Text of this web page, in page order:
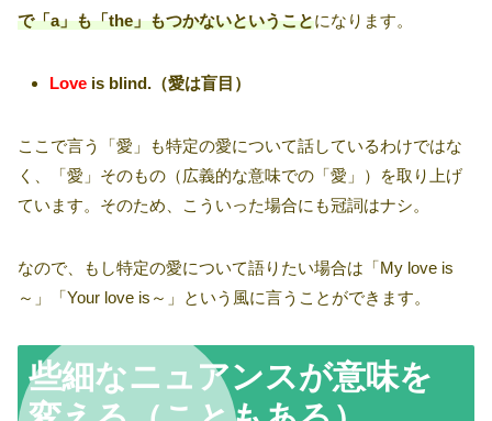
で「a」も「the」もつかないということになります。
Love is blind.（愛は盲目）
ここで言う「愛」も特定の愛について話しているわけではな
く、「愛」そのもの（広義的な意味での「愛」）を取り上げ
ています。そのため、こういった場合にも冠詞はナシ。
なので、もし特定の愛について語りたい場合は「My love is
～」「Your love is～」という風に言うことができます。
些細なニュアンスが意味を